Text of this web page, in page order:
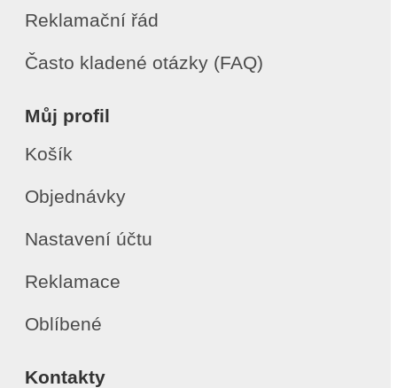
Reklamační řád
Často kladené otázky (FAQ)
Můj profil
Košík
Objednávky
Nastavení účtu
Reklamace
Oblíbené
Kontakty